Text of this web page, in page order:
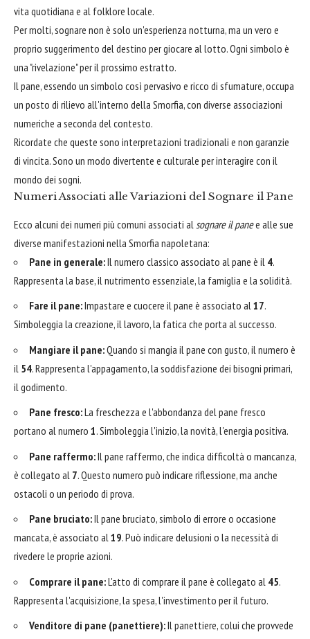
vita quotidiana e al folklore locale.
Per molti, sognare non è solo un'esperienza notturna, ma un vero e
proprio suggerimento del destino per giocare al lotto. Ogni simbolo è
una "rivelazione" per il prossimo estratto.
Il pane, essendo un simbolo così pervasivo e ricco di sfumature, occupa
un posto di rilievo all'interno della Smorfia, con diverse associazioni
numeriche a seconda del contesto.
Ricordate che queste sono interpretazioni tradizionali e non garanzie
di vincita. Sono un modo divertente e culturale per interagire con il
mondo dei sogni.
Numeri Associati alle Variazioni del Sognare il Pane
Ecco alcuni dei numeri più comuni associati al sognare il panee alle sue
diverse manifestazioni nella Smorfia napoletana:
Pane in generale:Il numero classico associato al pane è il 4.
Rappresenta la base, il nutrimento essenziale, la famiglia e la solidità.
Fare il pane:Impastare e cuocere il pane è associato al17.
Simboleggia la creazione, il lavoro, la fatica che porta al successo.
Mangiare il pane:Quando si mangia il pane con gusto, il numero è
il 54. Rappresenta l'appagamento, la soddisfazione dei bisogni primari,
il godimento.
Pane fresco:La freschezza e l'abbondanza del pane fresco
portano al numero 1. Simboleggia l'inizio, la novità, l'energia positiva.
Pane raffermo:Il pane raffermo, che indica difficoltà o mancanza,
è collegato al 7. Questo numero può indicare riflessione, ma anche
ostacoli o un periodo di prova.
Pane bruciato:Il pane bruciato, simbolo di errore o occasione
mancata, è associato al19. Può indicare delusioni o la necessità di
rivedere le proprie azioni.
Comprare il pane:L'atto di comprare il pane è collegato al 45.
Rappresenta l'acquisizione, la spesa, l'investimento per il futuro.
Venditore di pane (panettiere):Il panettiere, colui che provvede